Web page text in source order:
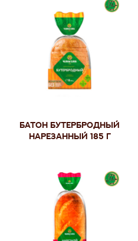
Батон Бутербродный
нарезанный 185 г